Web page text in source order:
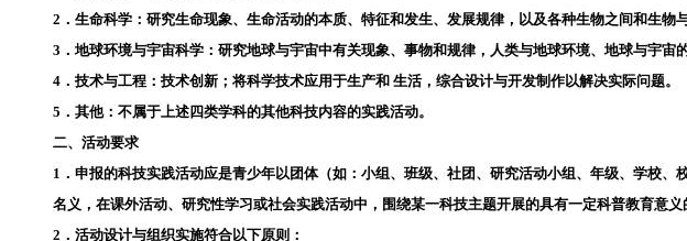
2．生命科学：研究生命现象、生命活动的本质、特征和发生、发展规律，以及各种生物之间和生物
3．地球环境与宇宙科学：研究地球与宇宙中有关现象、事物和规律，人类与地球环境、地球与宇宙
4．技术与工程：技术创新；将科学技术应用于生产和 生活，综合设计与开发制作以解决实际问题。
5．其他：不属于上述四类学科的其他科技内容的实践活动。
二、活动要求
1．申报的科技实践活动应是青少年以团体（如：小组、班级、社团、研究活动小组、年级、学校、
名义，在课外活动、研究性学习或社会实践活动中，围绕某一科技主题开展的具有一定科普教育意义
2．活动设计与组织实施符合以下原则：